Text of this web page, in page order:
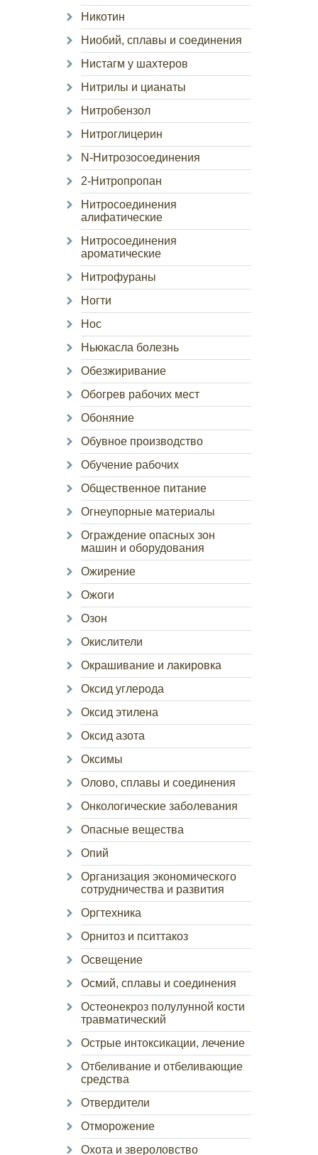
Никотин
Ниобий, сплавы и соединения
Нистагм у шахтеров
Нитрилы и цианаты
Нитробензол
Нитроглицерин
N-Нитрозосоединения
2-Нитропропан
Нитросоединения
алифатические
Нитросоединения
ароматические
Нитрофураны
Ногти
Нос
Ньюкасла болезнь
Обезжиривание
Обогрев рабочих мест
Обоняние
Обувное производство
Обучение рабочих
Общественное питание
Огнеупорные материалы
Ограждение опасных зон
машин и оборудования
Ожирение
Ожоги
Озон
Окислители
Окрашивание и лакировка
Оксид углерода
Оксид этилена
Оксид азота
Оксимы
Олово, сплавы и соединения
Онкологические заболевания
Опасные вещества
Опий
Организация экономического
сотрудничества и развития
Оргтехника
Орнитоз и пситтакоз
Освещение
Осмий, сплавы и соединения
Остеонекроз полулунной кости
травматический
Острые интоксикации, лечение
Отбеливание и отбеливающие
средства
Отвердители
Отморожение
Охота и звероловство